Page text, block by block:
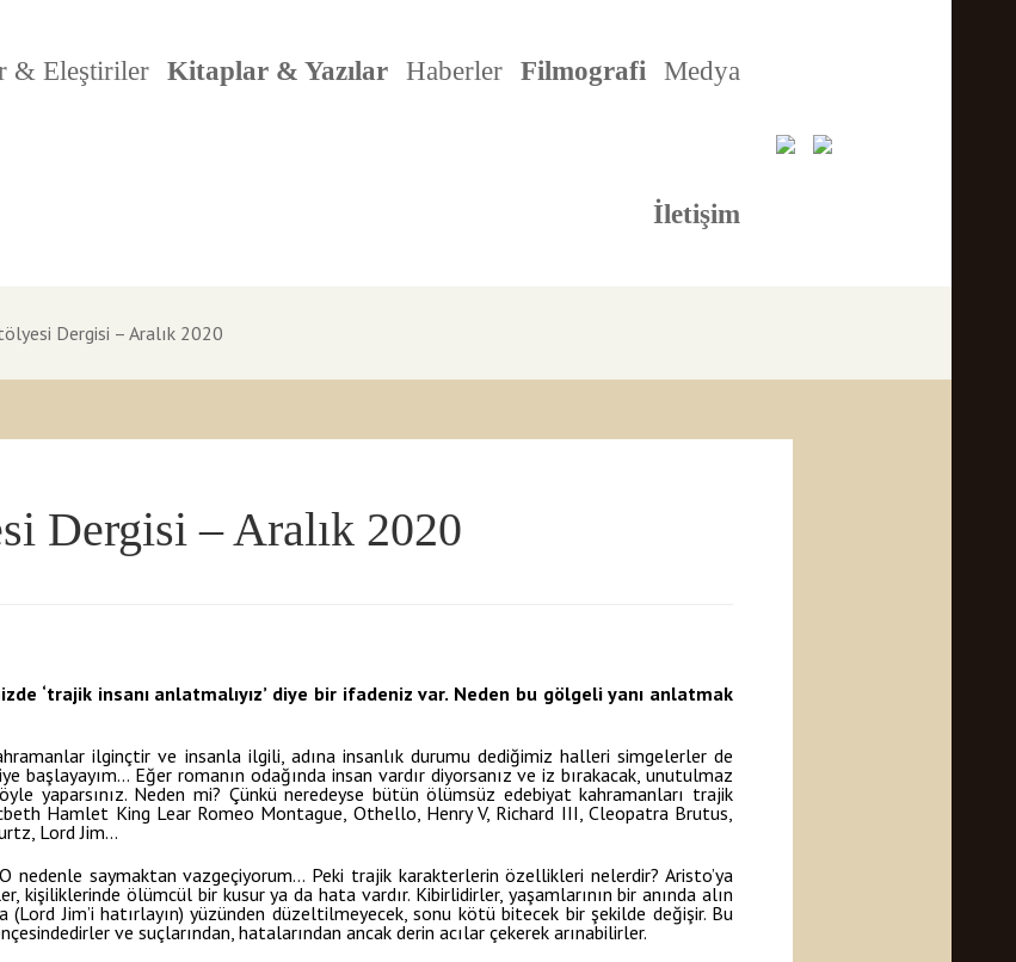
& Eleştiriler Kitaplar & Yazılar Haberler Filmografi Medya
İletişim
Dergisi – Aralık 2020
Dergisi – Aralık 2020
‘trajik insanı anlatmalıyız’ diye bir ifadeniz var. Neden bu gölgeli yanı anlatmak
ilginçtir ve insanla ilgili, adına insanlık durumu dediğimiz halleri simgelerler de
başlayayım… Eğer romanın odağında insan vardır diyorsanız ve iz bırakacak, unutulmaz
yaparsınız. Neden mi? Çünkü neredeyse bütün ölümsüz edebiyat kahramanları trajik
Hamlet King Lear Romeo Montague, Othello, Henry V, Richard III, Cleopatra Brutus,
Lord Jim…
nedenle saymaktan vazgeçiyorum… Peki trajik karakterlerin özellikleri nelerdir? Aristo’ya
kişiliklerinde ölümcül bir kusur ya da hata vardır. Kibirlidirler, yaşamlarının bir anında alın
(Lord Jim’i hatırlayın) yüzünden düzeltilmeyecek, sonu kötü bitecek bir şekilde değişir. Bu
ve suçlarından, hatalarından ancak derin acılar çekerek arınabilirler.